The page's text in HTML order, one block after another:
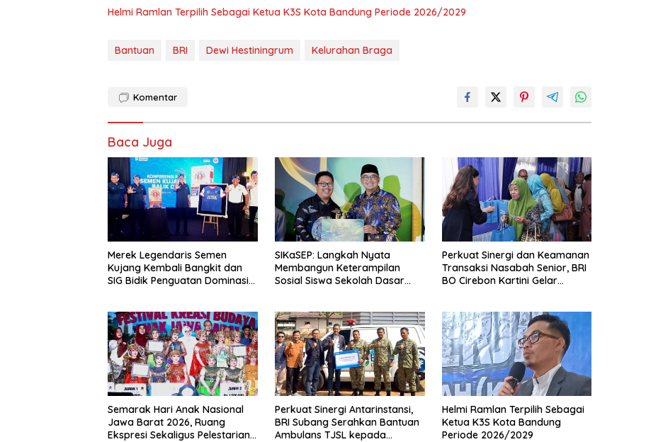
Helmi Ramlan Terpilih Sebagai Ketua K3S Kota Bandung Periode 2026/2029
Bantuan BRI Dewi Hestiningrum Kelurahan Braga
Komentar
Baca Juga
Merek Legendaris Semen
Kujang Kembali Bangkit dan
SIG Bidik Penguatan Dominasi
SIKaSEP: Langkah Nyata
Membangun Keterampilan
Sosial Siswa Sekolah Dasar
Perkuat Sinergi dan Keamanan
Transaksi Nasabah Senior, BRI
BO Cirebon Kartini Gelar
Semarak Hari Anak Nasional
Jawa Barat 2026, Ruang
Ekspresi Sekaligus Pelestarian
Perkuat Sinergi Antarinstansi,
BRI Subang Serahkan Bantuan
Ambulans TJSL kepada
Helmi Ramlan Terpilih Sebagai
Ketua K3S Kota Bandung
Periode 2026/2029